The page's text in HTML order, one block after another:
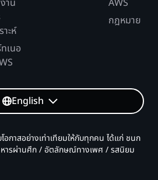
าน
าะห์
เนอ
AWS
กฎหมาย
English
กาสอย่างเท่าเทียมให้กับทุกคน ได้แก่ ชนก
ารผ่านศึก / อัตลักษณ์ทางเพศ / รสนิยม